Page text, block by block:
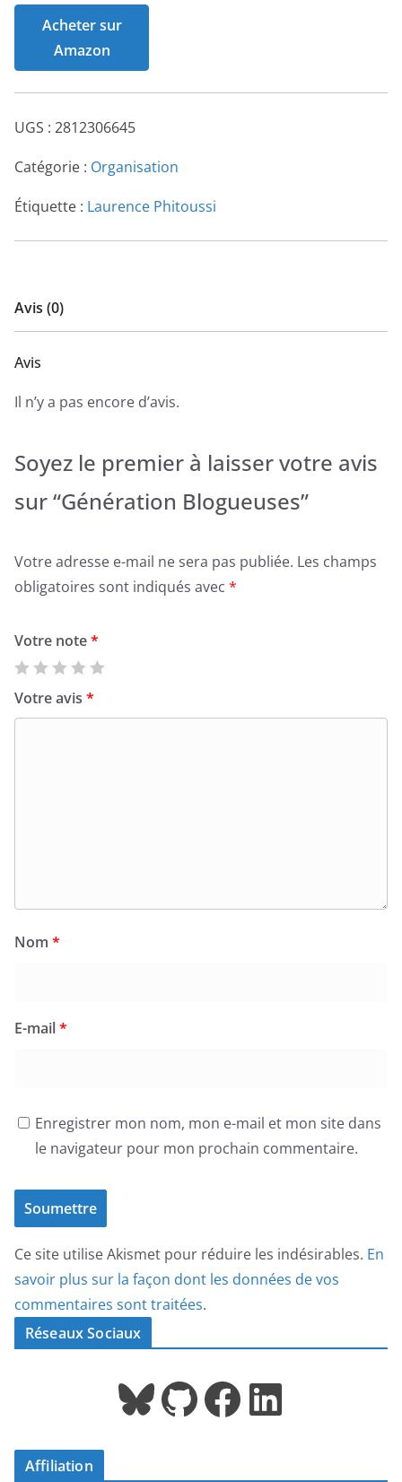
Acheter sur
Amazon
UGS : 2812306645
Catégorie : Organisation
Étiquette : Laurence Phitoussi
Avis (0)
Avis
Il n’y a pas encore d’avis.
Soyez le premier à laisser votre avis
sur “Génération Blogueuses”
Votre adresse e-mail ne sera pas publiée. Les champs
obligatoires sont indiqués avec *
Votre note*
Votre avis *
Nom *
E-mail*
Enregistrer mon nom, mon e-mail et mon site dans
le navigateur pour mon prochain commentaire.
Ce site utilise Akismet pour réduire les indésirables. En
savoir plus sur la façon dont les données de vos
commentaires sont traitées.
Réseaux Sociaux
Bluesky GitHub Facebook LinkedIn
Affiliation